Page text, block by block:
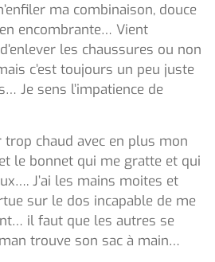
ma combinaison, douce
encombrante… Vient
les chaussures ou non
c’est toujours un peu juste
Je sens l’impatience de
trop chaud avec en plus mon
le bonnet qui me gratte et qui
J’ai les mains moites et
sur le dos incapable de me
il faut que les autres se
trouve son sac à main…